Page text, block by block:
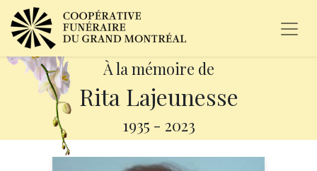
À la mémoire de
Rita Lajeunesse
1935 - 2023